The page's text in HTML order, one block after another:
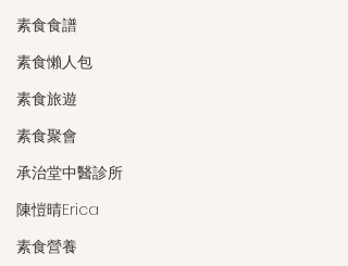
素食食譜
素食懶人包
素食旅遊
素食聚會
承治堂中醫診所
陳愷晴Erica
素食營養